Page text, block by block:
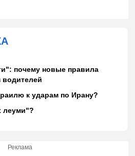
почему новые правила
к ударам по Ирану?
леуми"?
Реклама